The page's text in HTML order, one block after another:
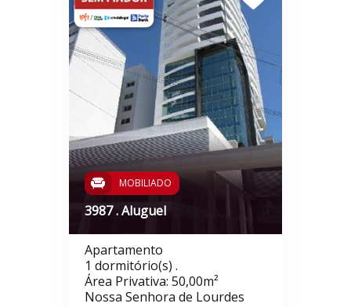
MOBILIADO
3987 . Aluguel
Apartamento
1 dormitório(s) .
Área Privativa: 50,00m²
Nossa Senhora de Lourdes